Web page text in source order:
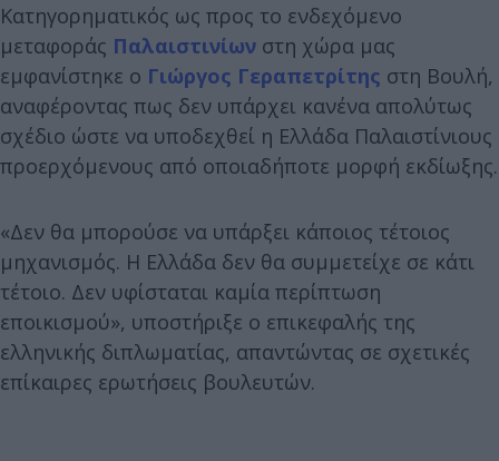
Κατηγορηματικός ως προς το ενδεχόμενο
μεταφοράς Παλαιστινίων στη χώρα μας
εμφανίστηκε ο Γιώργος Γεραπετρίτης στη Βουλή,
αναφέροντας πως δεν υπάρχει κανένα απολύτως
σχέδιο ώστε να υποδεχθεί η Ελλάδα Παλαιστίνιους
προερχόμενους από οποιαδήποτε μορφή εκδίωξης.
«Δεν θα μπορούσε να υπάρξει κάποιος τέτοιος
μηχανισμός. Η Ελλάδα δεν θα συμμετείχε σε κάτι
τέτοιο. Δεν υφίσταται καμία περίπτωση
εποικισμού», υποστήριξε ο επικεφαλής της
ελληνικής διπλωματίας, απαντώντας σε σχετικές
επίκαιρες ερωτήσεις βουλευτών.